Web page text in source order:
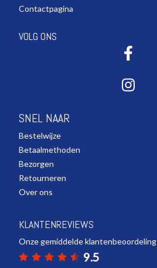
Contactpagina
VOLG ONS
SNEL NAAR
Bestelwijze
Betaalmethoden
Bezorgen
Retourneren
Over ons
KLANTENREVIEWS
Onze gemiddelde klantenbeoordeling
9.5